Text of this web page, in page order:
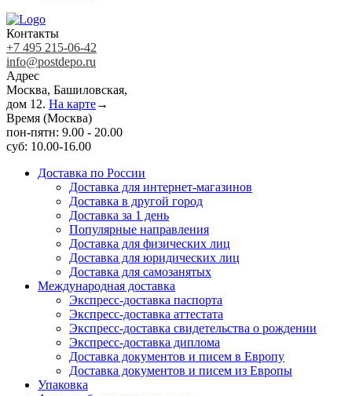
Контакты
+7 495 215-06-42
info@postdepo.ru
Адрес
Москва, Башиловская,
дом 12. На карте→
Время (Москва)
пон-пятн: 9.00 - 20.00
суб: 10.00-16.00
Доставка по России
Доставка для интернет-магазинов
Доставка в другой город
Доставка за 1 день
Популярные направления
Доставка для физических лиц
Доставка для юридических лиц
Доставка для самозанятых
Международная доставка
Экспресс-доставка паспорта
Экспресс-доставка аттестата
Экспресс-доставка свидетельства о рождении
Экспресс-доставка диплома
Доставка документов и писем в Европу
Доставка документов и писем из Европы
Упаковка